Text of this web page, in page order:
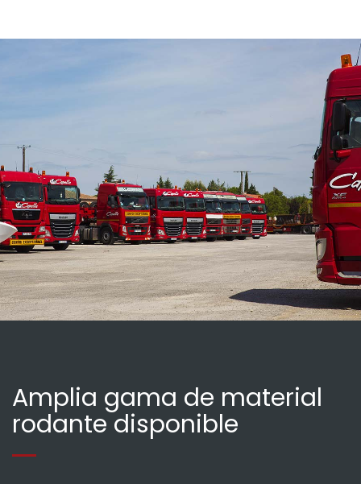
Amplia gama de material
rodante disponible